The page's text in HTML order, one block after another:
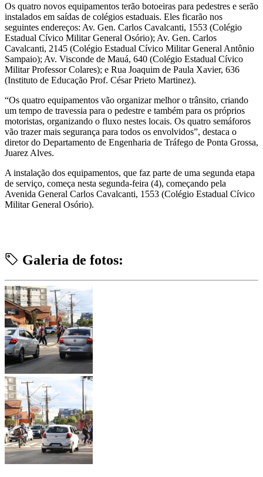
Os quatro novos equipamentos terão botoeiras para pedestres e serão
instalados em saídas de colégios estaduais. Eles ficarão nos
seguintes endereços: Av. Gen. Carlos Cavalcanti, 1553 (Colégio
Estadual Cívico Militar General Osório); Av. Gen. Carlos
Cavalcanti, 2145 (Colégio Estadual Cívico Militar General Antônio
Sampaio); Av. Visconde de Mauá, 640 (Colégio Estadual Cívico
Militar Professor Colares); e Rua Joaquim de Paula Xavier, 636
(Instituto de Educação Prof. César Prieto Martinez).
“Os quatro equipamentos vão organizar melhor o trânsito, criando
um tempo de travessia para o pedestre e também para os próprios
motoristas, organizando o fluxo nestes locais. Os quatro semáforos
vão trazer mais segurança para todos os envolvidos”, destaca o
diretor do Departamento de Engenharia de Tráfego de Ponta Grossa,
Juarez Alves.
A instalação dos equipamentos, que faz parte de uma segunda etapa
de serviço, começa nesta segunda-feira (4), começando pela
Avenida General Carlos Cavalcanti, 1553 (Colégio Estadual Cívico
Militar General Osório).
Galeria de fotos: